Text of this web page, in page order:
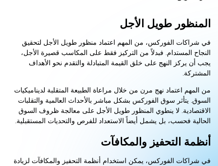
المنظور طويل الأجل
في شراكات الفوركس، من المهم اعتماد منظور طويل الأجل لتحقيق
النجاح المستدام. فبدلاً من التركيز فقط على المكاسب قصيرة الأجل،
يجب أن يركز النهج على خلق القيمة المتبادلة والتقدم نحو الأهداف
المشتركة.
من المهم اعتماد نهج مرن من خلال مراعاة الطبيعة المتقلبة لديناميكيات
السوق. يتأثر سوق الفوركس بشكل مباشر بالأحداث العالمية والتقلبات
الاقتصادية. لا ينطوي المنظور طويل الأجل على معالجة ظروف السوق
الحالية فحسب، بل يشمل أيضاً الاستعداد للفرص والتحديات المستقبلية.
أنظمة التحفيز والمكافآت
في شراكات الفوركس، يمكن استخدام أنظمة التحفيز والمكافآت لزيادة